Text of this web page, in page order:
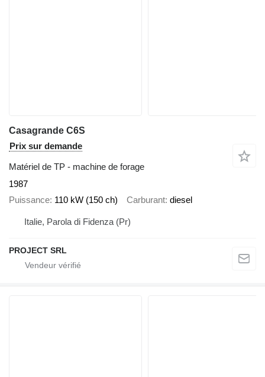
Casagrande C6S
Prix sur demande
Matériel de TP - machine de forage
1987
Puissance 110 kW (150 ch) Carburant diesel
Italie, Parola di Fidenza (Pr)
PROJECT SRL